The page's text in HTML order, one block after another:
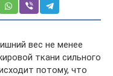
вес не менее
ткани сильного
потому, что